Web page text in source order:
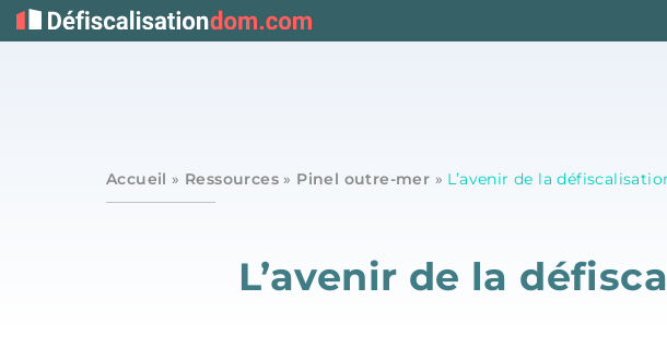
Accueil » Ressources » Pinel outre-mer » L’avenir de la
L’avenir de la